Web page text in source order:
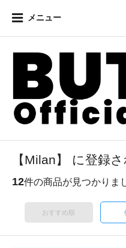
メニュー
【Milan】 に登録
12件の商品が見つかりま
おすすめ順